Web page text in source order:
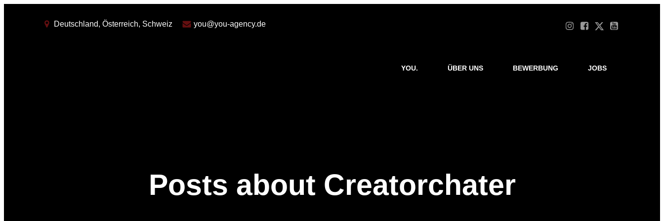
Deutschland, Österreich, Schweiz you@you-agency.de
YOU. ÜBER UNS BEWERBUNG JOBS
Posts about Creatorchater